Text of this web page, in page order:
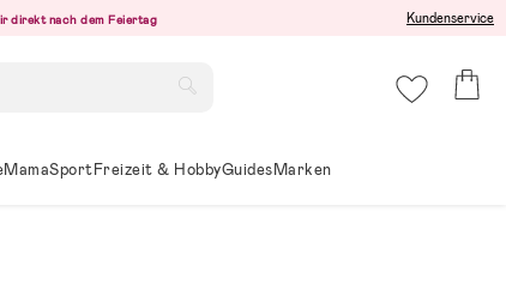
direkt nach dem Feiertag Kundenservice
MamaSportFreizeit & HobbyGuidesMarken